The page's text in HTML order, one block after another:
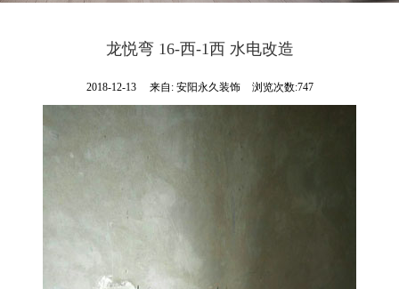
龙悦弯 16-西-1西 水电改造
2018-12-13 来自: 安阳永久装饰 浏览次数:747